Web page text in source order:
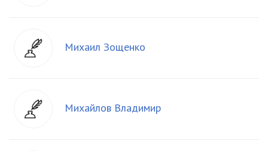
Михаил Зощенко
Михайлов Владимир